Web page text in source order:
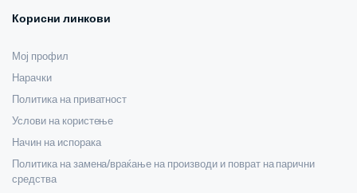
Корисни линкови
Мој профил
Нарачки
Политика на приватност
Услови на користење
Начин на испорака
Политика на замена/враќање на производи и поврат на парични
средства